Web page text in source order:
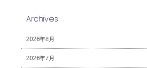
Archives
2026年8月
2026年7月